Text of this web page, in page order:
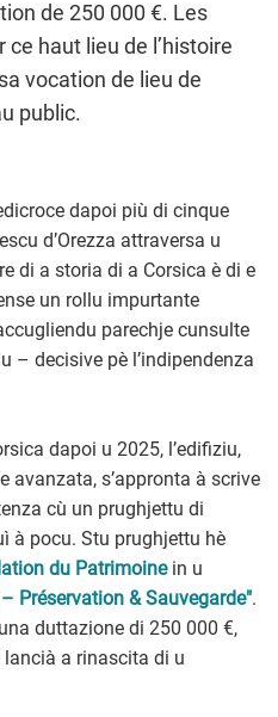
de 250 000 €. Les
haut lieu de l’histoire
vocation de lieu de
public.
dapoi più di cinque
d’Orezza attraversa u
di a storia di a Corsica è di e
un rollu impurtante
parechje cunsulte
– decisive pè l’indipendenza
dapoi u 2025, l’edifiziu,
avanzata, s’appronta à scrive
cù un prughjettu di
à pocu. Stu prughjettu hè
du Patrimoinein u
Préservation & Sauvegarde".
duttazione di 250 000 €,
a rinascita di u